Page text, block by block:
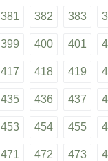
381 382 383
399 400 401
417 418 419
435 436 437
453 454 455
471 472 473